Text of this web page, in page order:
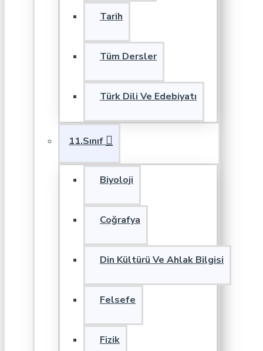
Tarih
Tüm Dersler
Türk Dili Ve Edebiyatı
11.Sınıf
Biyoloji
Coğrafya
Din Kültürü Ve Ahlak Bilgisi
Felsefe
Fizik